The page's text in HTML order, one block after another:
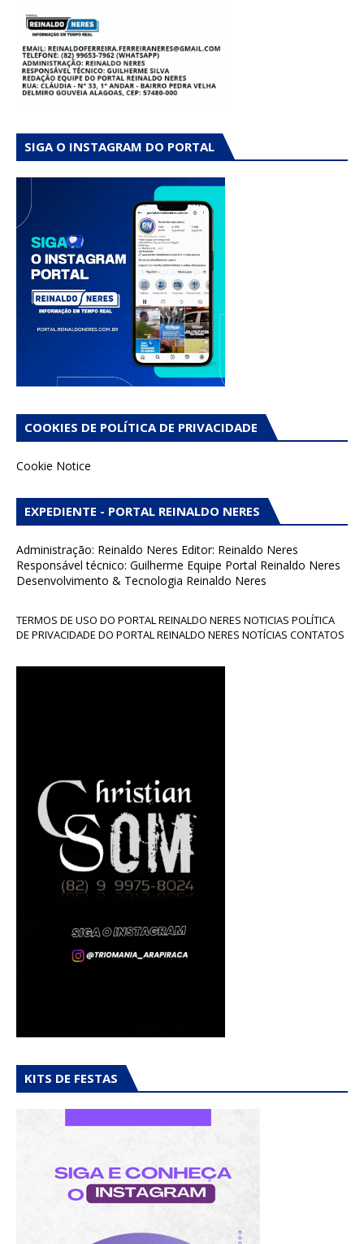
SIGA O INSTAGRAM DO PORTAL
COOKIES DE POLÍTICA DE PRIVACIDADE
Cookie Notice
EXPEDIENTE - PORTAL REINALDO NERES
Administração: Reinaldo Neres Editor: Reinaldo Neres
Responsável técnico: Guilherme Equipe Portal Reinaldo Neres
Desenvolvimento & Tecnologia Reinaldo Neres
TERMOS DE USO DO PORTAL REINALDO NERES NOTICIAS POLÍTICA
DE PRIVACIDADE DO PORTAL REINALDO NERES NOTÍCIAS CONTATOS
KITS DE FESTAS